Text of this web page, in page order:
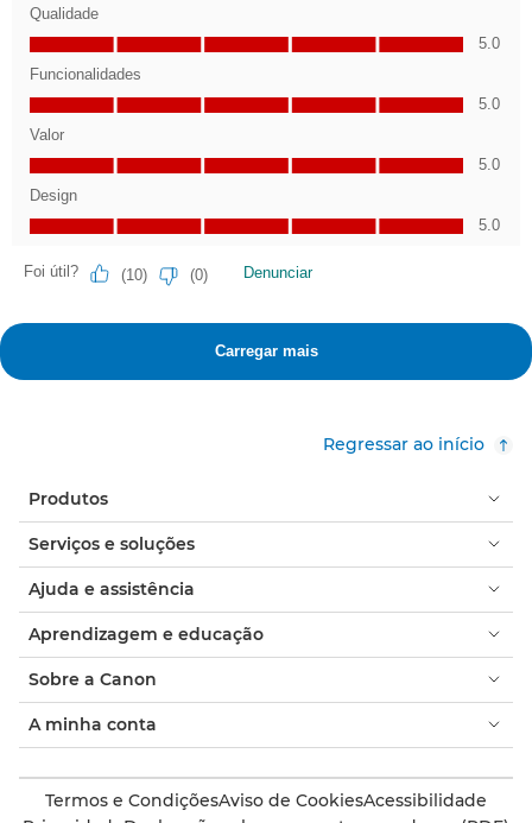
Regressar ao início
Produtos
Serviços e soluções
Ajuda e assistência
Aprendizagem e educação
Sobre a Canon
A minha conta
Termos e CondiçõesAviso de CookiesAcessibilidade